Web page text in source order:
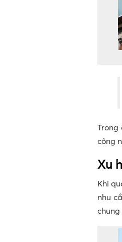
Trong
công
Xu
Khi
nhu